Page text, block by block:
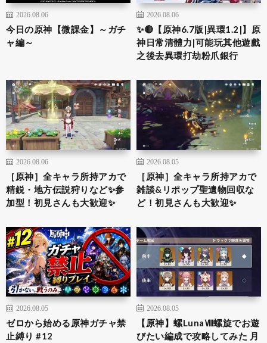
2026.08.06
今日の原神【微課金】～ガチ
ャ編～
2026.08.06
✨🔴【原神6.7版|異環1.2|】原
神日常清體力|可能玩其他遊戲
之後去異環打劫粉爪銀行
2026.08.06
［原神］全キャラ所持アカで
精鋭・地方伝説狩りなど✨参
加型！初見さんも大歓迎✨
2026.08.05
［原神］全キャラ所持アカで
雑談&リポップ聖遺物回収な
ど！初見さんも大歓迎✨
2026.08.05
ゼロから始める原神ガチャ禁
止縛り #12
2026.08.05
【原神】螺LunaⅧ螺旋でお遊
びたい編成で攻略してみた 月